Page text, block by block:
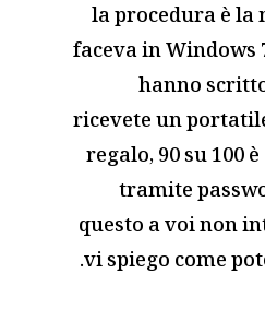
la procedura è la
faceva in
hanno
ricevete un
regalo, 90 su 100
tramite
questo a voi non
vi spiego come